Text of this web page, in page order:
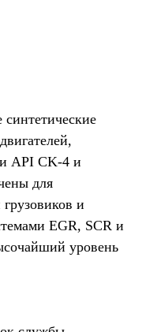
API CK-4 и
для
и
EGR, SCR и
уровень